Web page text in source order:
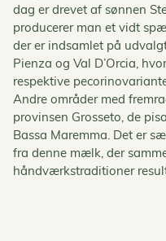
dag er drevet af sønnen
producerer man et vidt
der er indsamlet på
Pienza og Val D’Orcia,
respektive
Andre områder med
provinsen Grosseto, de
Bassa Maremma. Det er
fra denne mælk, der
håndværkstraditioner